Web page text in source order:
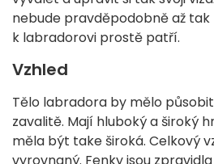
nebude pravděpodobně až
k labradorovi prostě patří.
Vzhled
Tělo labradora by mělo
zavalitě. Mají hluboký a široký
měla být take široká. Celkový
vyrovnaný. Fenky jsou